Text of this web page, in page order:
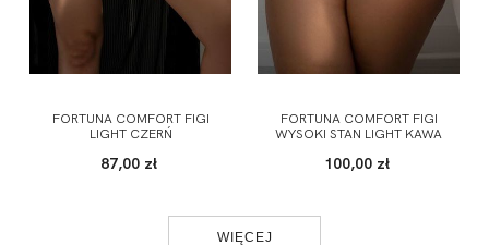
FORTUNA COMFORT FIGI
LIGHT CZERŃ
87,00 zł
FORTUNA COMFORT FIGI
WYSOKI STAN LIGHT KAWA
100,00 zł
WIĘCEJ